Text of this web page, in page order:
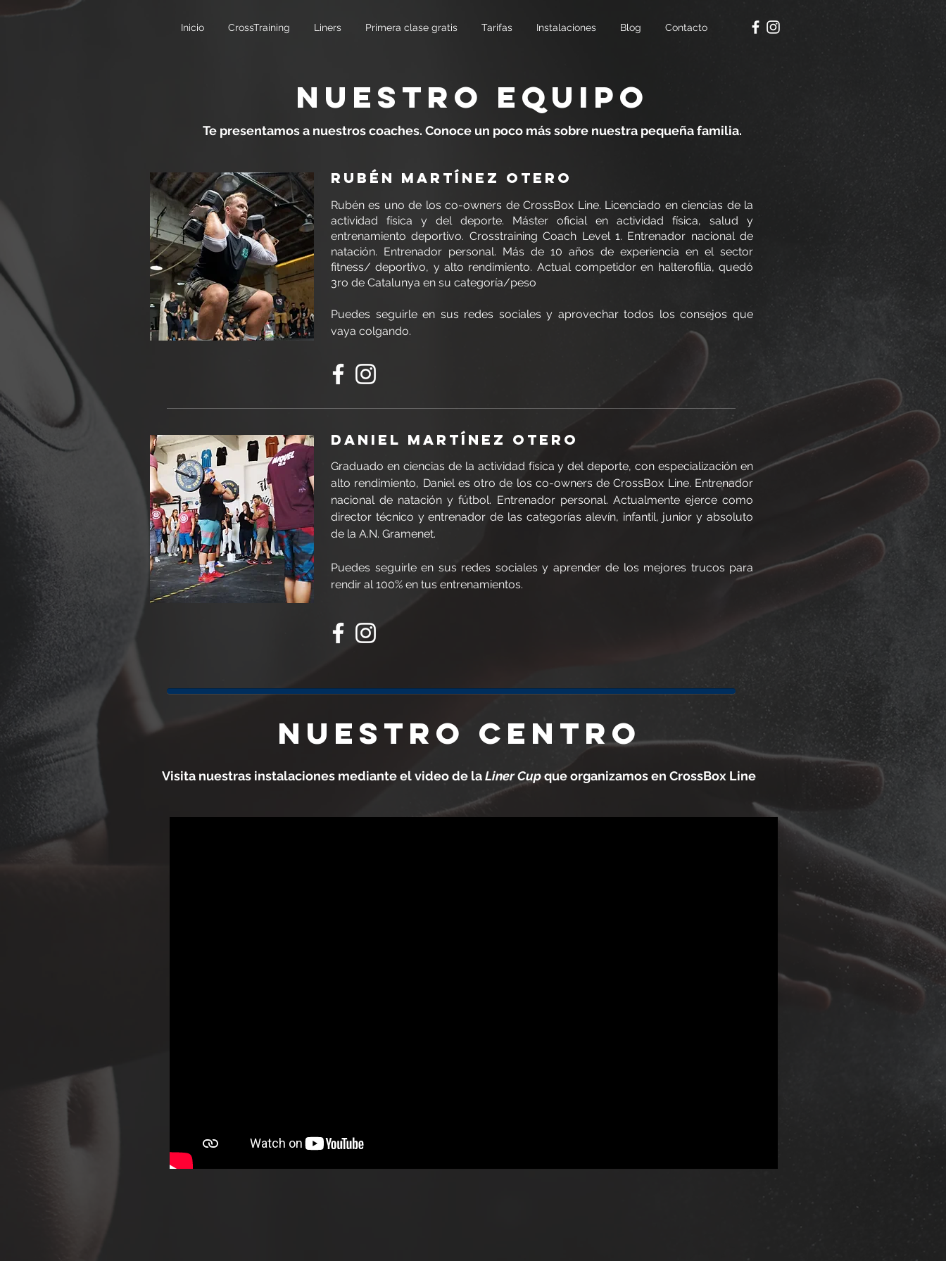
Inicio CrossTraining Liners Primera clase gratis Tarifas Instalaciones Blog Contacto
NUESTRO EQUIPO
Te presentamos a nuestros coaches. Conoce un poco más sobre nuestra pequeña familia.
Rubén martínez otero
Rubén es uno de los co-owners de CrossBox Line. Licenciado en ciencias de la
actividad física y del deporte. Máster oficial en actividad física, salud y
entrenamiento deportivo. Crosstraining Coach Level 1. Entrenador nacional de
natación. Entrenador personal. Más de 10 años de experiencia en el sector
fitness/ deportivo, y alto rendimiento. Actual competidor en halterofilia, quedó
3ro de Catalunya en su categoría/peso
Puedes seguirle en sus redes sociales y aprovechar todos los consejos que
vaya colgando.
DANIEL martínez otero
Graduado en ciencias de la actividad física y del deporte, con especialización en
alto rendimiento, Daniel es otro de los co-owners de CrossBox Line. Entrenador
nacional de natación y fútbol. Entrenador personal. Actualmente ejerce como
director técnico y entrenador de las categorías alevín, infantil, junior y absoluto
de la A.N. Gramenet.
Puedes seguirle en sus redes sociales y aprender de los mejores trucos para
rendir al 100% en tus entrenamientos.
NUESTRO CENTRO
Visita nuestras instalaciones mediante el video de laLiner Cupque organizamos en CrossBox Line